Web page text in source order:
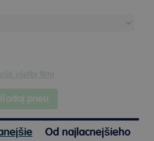
všetky filtre
pneu
Od najlacnejšieho